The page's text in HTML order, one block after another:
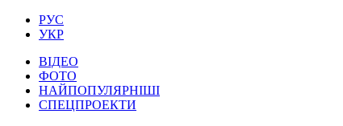
РУС
УКР
ВІДЕО
ФОТО
НАЙПОПУЛЯРНІШІ
СПЕЦПРОЕКТИ